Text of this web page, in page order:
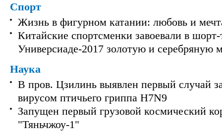
Спорт
Жизнь в фигурном катании: любовь и
Китайские спортсменки завоевали в шорт-
Универсиаде-2017 золотую и серебряную
Наука
В пров. Цзилинь выявлен первый случай
вирусом птичьего гриппа H7N9
Запущен первый грузовой космический
"Тяньчжоу-1"